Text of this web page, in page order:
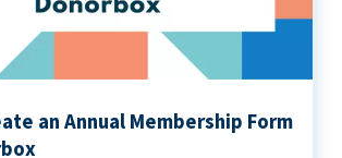
an Annual Membership Form